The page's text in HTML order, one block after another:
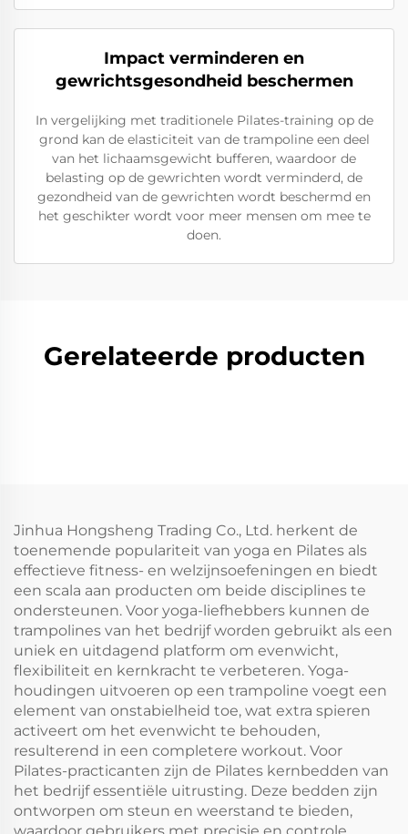
Impact verminderen en
gewrichtsgesondheid beschermen
In vergelijking met traditionele Pilates-training op de
grond kan de elasticiteit van de trampoline een deel
van het lichaamsgewicht bufferen, waardoor de
belasting op de gewrichten wordt verminderd, de
gezondheid van de gewrichten wordt beschermd en
het geschikter wordt voor meer mensen om mee te
doen.
Gerelateerde producten
Jinhua Hongsheng Trading Co., Ltd. herkent de
toenemende populariteit van yoga en Pilates als
effectieve fitness- en welzijnsoefeningen en biedt
een scala aan producten om beide disciplines te
ondersteunen. Voor yoga-liefhebbers kunnen de
trampolines van het bedrijf worden gebruikt als een
uniek en uitdagend platform om evenwicht,
flexibiliteit en kernkracht te verbeteren. Yoga-
houdingen uitvoeren op een trampoline voegt een
element van onstabielheid toe, wat extra spieren
activeert om het evenwicht te behouden,
resulterend in een completere workout. Voor
Pilates-practicanten zijn de Pilates kernbedden van
het bedrijf essentiële uitrusting. Deze bedden zijn
ontworpen om steun en weerstand te bieden,
waardoor gebruikers met precisie en controle